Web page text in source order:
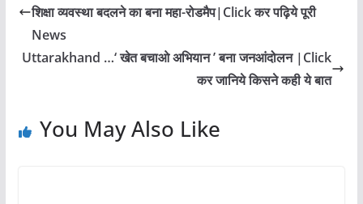
शिक्षा व्यवस्था बदलने का बना महा-रोडमैप|Click कर पढ़िये पूरी
News
Uttarakhand …‘ खेत बचाओ अभियान ’ बना जनआंदोलन |Click
कर जानिये किसने कही ये बात
You May Also Like